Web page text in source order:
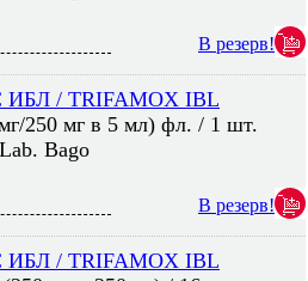
В резерв!
/ TRIFAMOX IBL
250 мг в 5 мл) фл. / 1 шт.
Lab. Bago
В резерв!
/ TRIFAMOX IBL